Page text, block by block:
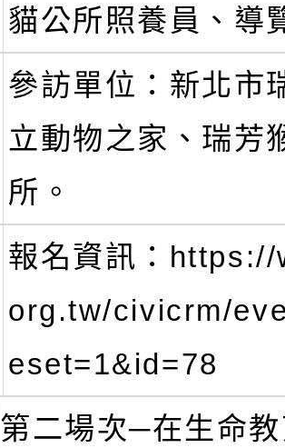
貓公所照養員、導
參訪單位：新北市
立動物之家、瑞芳
所。
報名資訊：
org.tw/civicrm/
eset=1&id=78
第二場次─在生命